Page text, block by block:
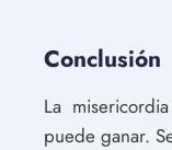
Conclusión
La
puede ganar.